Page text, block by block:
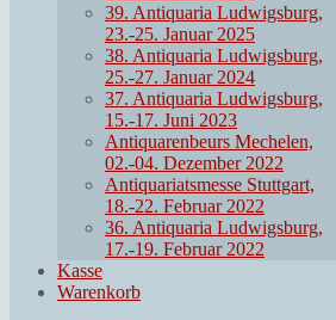
39. Antiquaria Ludwigsburg,
23.-25. Januar 2025
38. Antiquaria Ludwigsburg,
25.-27. Januar 2024
37. Antiquaria Ludwigsburg,
15.-17. Juni 2023
Antiquarenbeurs Mechelen,
02.-04. Dezember 2022
Antiquariatsmesse Stuttgart,
18.-22. Februar 2022
36. Antiquaria Ludwigsburg,
17.-19. Februar 2022
Kasse
Warenkorb